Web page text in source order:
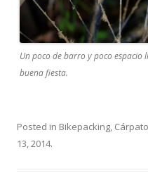
Un poco de barro y poco
buena fiesta.
Posted in Bikepacking,
13, 2014.